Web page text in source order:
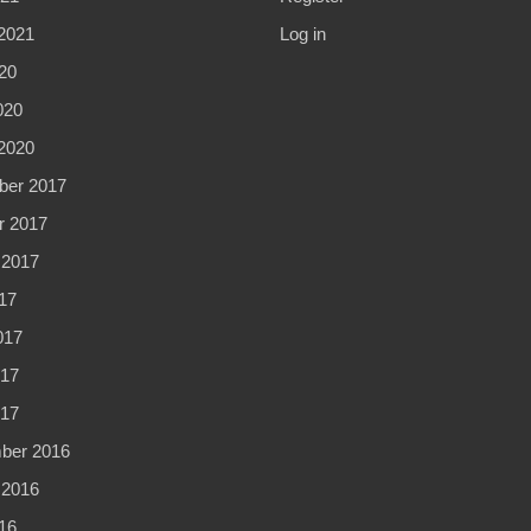
2017
2017
2016
Log in